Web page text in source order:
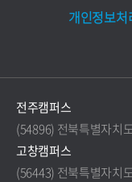
개인정보처
전주캠퍼스
(54896) 전북특별자치
고창캠퍼스
(56443) 전북특별자치